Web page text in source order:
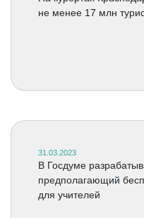
не менее 17 млн
31.03.2023
В Госдуме
предполагающий
для учителей